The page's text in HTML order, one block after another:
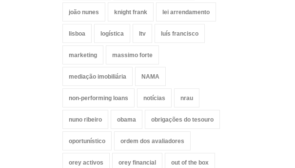
joão nunes knight frank lei arrendamento
lisboa logística ltv luís francisco
marketing massimo forte
mediação imobiliária NAMA
non-performing loans notícias nrau
nuno ribeiro obama obrigações do tesouro
oportunístico ordem dos avaliadores
orey activos orey financial out of the box